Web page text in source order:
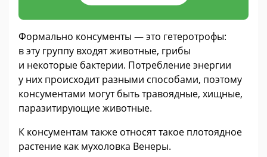
Формально консументы — это гетеротрофы:
в эту группу входят животные, грибы
и некоторые бактерии. Потребление энергии
у них происходит разными способами, поэтому
консументами могут быть травоядные, хищные,
паразитирующие животные.
К консументам также относят такое плотоядное
растение как мухоловка Венеры.